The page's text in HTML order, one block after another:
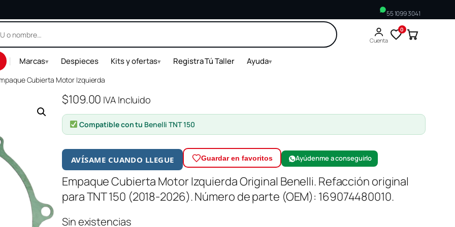
55 1099 3041
Cuenta
0
| Marcas▾ Despieces Kits y ofertas▾ Registra Tú Taller Ayuda▾
Cubierta Motor Izquierda
$109.00 IVA Incluido
Compatible con tu Benelli TNT 150
AVÍSAME CUANDO LLEGUE Guardar en favoritos Ayúdenme a conseguirlo
Empaque Cubierta Motor Izquierda Original Benelli. Refacción original
para TNT 150 (2018-2026). Número de parte (OEM): 169074480010.
Sin existencias